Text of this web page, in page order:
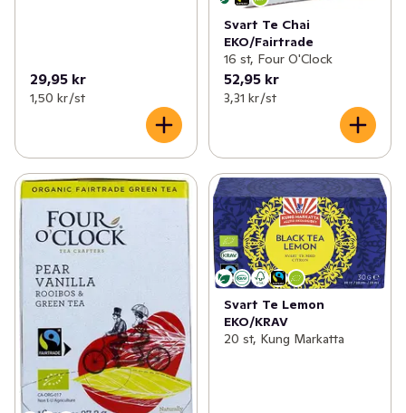
29,95 kr
1,50 kr /st
Svart Te Chai
EKO/Fairtrade
16 st, Four O'Clock
52,95 kr
3,31 kr /st
Svart Te Lemon
EKO/KRAV
20 st, Kung Markatta